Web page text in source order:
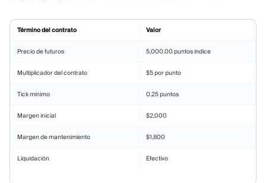
Término del contrato Valor
Precio de futuros 5,000.00 puntos índice
Multiplicador del contrato $5 por punto
Tick mínimo 0.25 puntos
Margen inicial $2,000
Margen de mantenimiento $1,800
Liquidación Efectivo